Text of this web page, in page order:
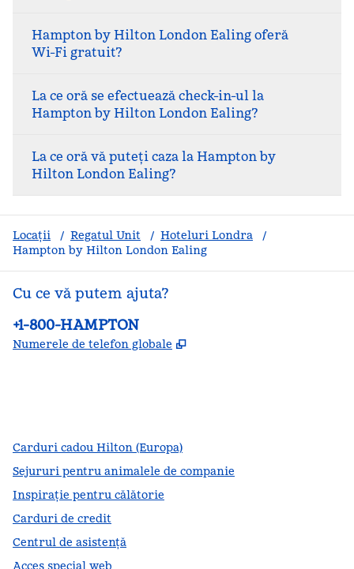
Hampton by Hilton London Ealing oferă
Wi-Fi gratuit?
La ce oră se efectuează check-in-ul la
Hampton by Hilton London Ealing?
La ce oră vă puteți caza la Hampton by
Hilton London Ealing?
Locații / Regatul Unit / Hoteluri Londra
/
Hampton by Hilton London Ealing
Cu ce vă putem ajuta?
Telefon:
+1-800-HAMPTON
Numerele de telefon globale ,
Carduri cadou Hilton (Europa)
Sejururi pentru animalele de companie
Inspirație pentru călătorie
Carduri de credit
Centrul de asistență
Acces special web